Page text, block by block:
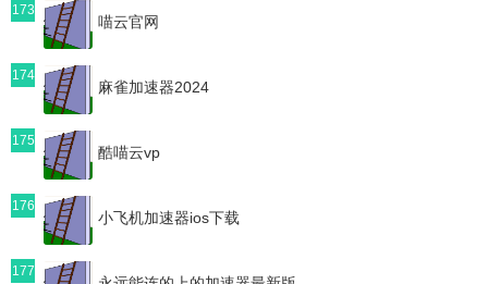
173
喵云官网
174
麻雀加速器2024
175
酷喵云vp
176
小飞机加速器ios下载
177